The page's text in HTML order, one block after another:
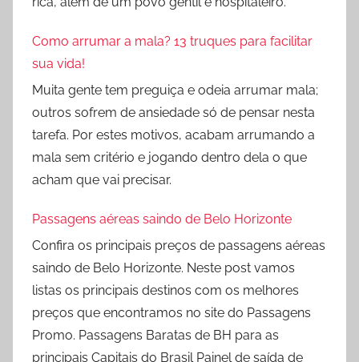
Como arrumar a mala? 13 truques para facilitar
sua vida!
Muita gente tem preguiça e odeia arrumar mala;
outros sofrem de ansiedade só de pensar nesta
tarefa. Por estes motivos, acabam arrumando a
mala sem critério e jogando dentro dela o que
acham que vai precisar.
Passagens aéreas saindo de Belo Horizonte
Confira os principais preços de passagens aéreas
saindo de Belo Horizonte. Neste post vamos
listas os principais destinos com os melhores
preços que encontramos no site do Passagens
Promo. Passagens Baratas de BH para as
principais Capitais do Brasil Painel de saída de